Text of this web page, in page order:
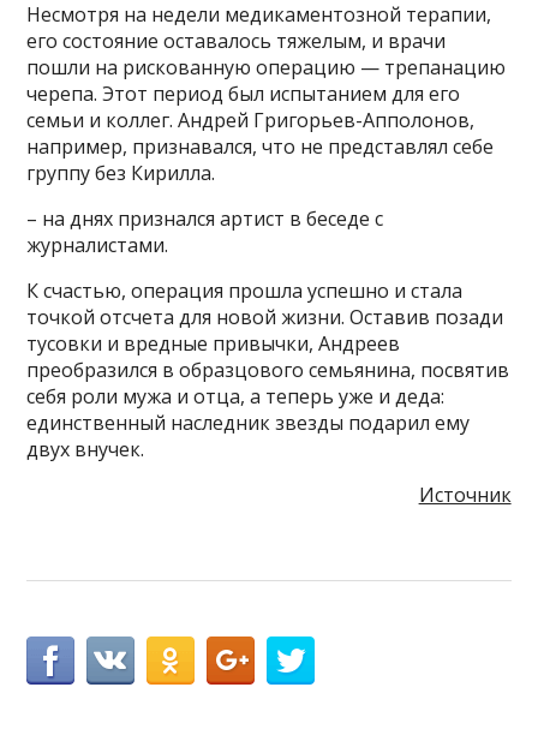
Несмотря на недели медикаментозной терапии,
его состояние оставалось тяжелым, и врачи
пошли на рискованную операцию — трепанацию
черепа. Этот период был испытанием для его
семьи и коллег. Андрей Григорьев-Апполонов,
например, признавался, что не представлял себе
группу без Кирилла.
– на днях признался артист в беседе с
журналистами.
К счастью, операция прошла успешно и стала
точкой отсчета для новой жизни. Оставив позади
тусовки и вредные привычки, Андреев
преобразился в образцового семьянина, посвятив
себя роли мужа и отца, а теперь уже и деда:
единственный наследник звезды подарил ему
двух внучек.
Источник